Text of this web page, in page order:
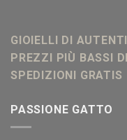
GIOIELLI DI
PREZZI PIÙ BASSI
SPEDIZIONI GRATIS
PASSIONE GATTO